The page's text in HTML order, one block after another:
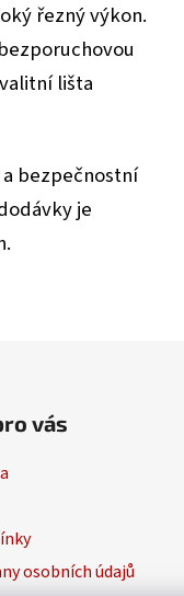
řezný výkon.
lišta
bezpečnostní
je
vás
osobních údajů